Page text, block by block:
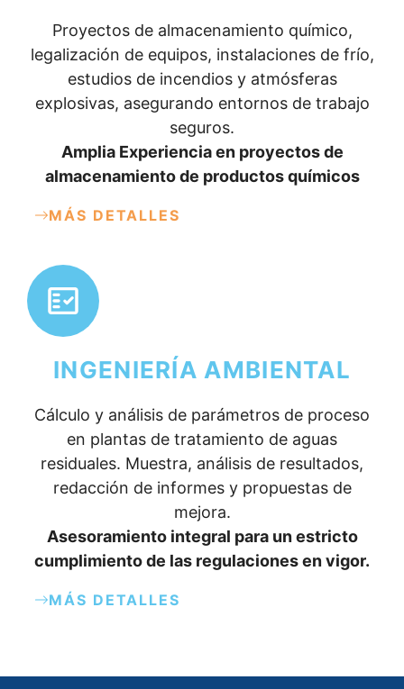
Proyectos de almacenamiento químico,
legalización de equipos, instalaciones de frío,
estudios de incendios y atmósferas
explosivas, asegurando entornos de trabajo
seguros.
Amplia Experiencia en proyectos de
almacenamiento de productos químicos
MÁS DETALLES
INGENIERÍA AMBIENTAL
Cálculo y análisis de parámetros de proceso
en plantas de tratamiento de aguas
residuales. Muestra, análisis de resultados,
redacción de informes y propuestas de
mejora.
Asesoramiento integral para un estricto
cumplimiento de las regulaciones en vigor.
MÁS DETALLES